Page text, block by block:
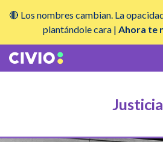
🔴 Los nombres cambian. La
plantándole cara | Ahora te
Justicia